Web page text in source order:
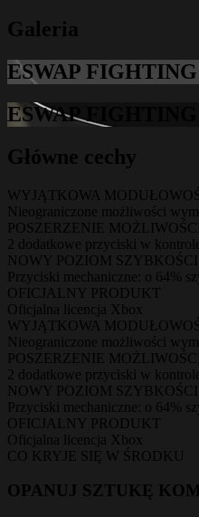
Galeria
ESWAP
ESWAP
Główne cechy
WYJĄTKOWA
Nieograniczone możliwości
POSZERZENIE MOŻLIWOŚCI
2 dodatkowe przyciski w
NOWY POZIOM
Przyciski mechaniczne: o 64%
OFICJALNY PRODUKT
Oficjalna licencja Xbox
WYJĄTKOWA
Nieograniczone możliwości
POSZERZENIE MOŻLIWOŚCI
2 dodatkowe przyciski w
NOWY POZIOM
Przyciski mechaniczne: o 64%
OFICJALNY PRODUKT
Oficjalna licencja Xbox
CO KRYJE SIĘ W ŚRODKU
OPANUJ SZTUKĘ